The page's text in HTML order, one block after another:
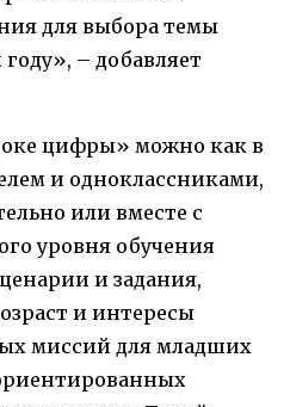
для выбора темы
– добавляет
цифры» можно как в
и одноклассниками,
или вместе с
уровня обучения
и задания,
и интересы
миссий для младших